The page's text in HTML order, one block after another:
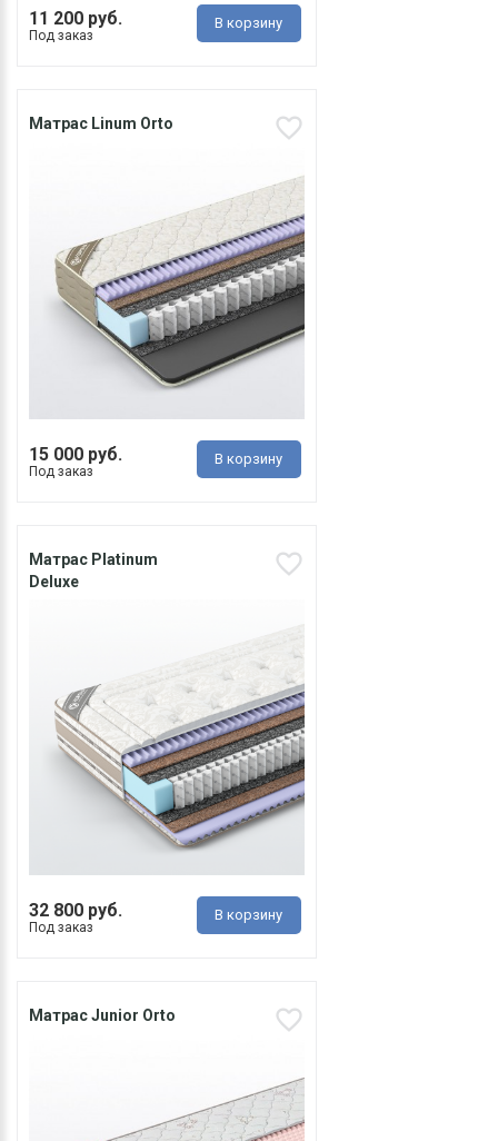
11 200 руб.
Под заказ
В корзину
Матрас Linum Orto
15 000 руб.
Под заказ
В корзину
Матрас Platinum
Deluxe
32 800 руб.
Под заказ
В корзину
Матрас Junior Orto